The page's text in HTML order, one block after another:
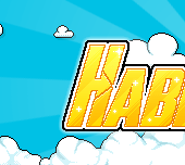
to
content